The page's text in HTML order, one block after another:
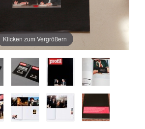
Klicken zum Vergrößern